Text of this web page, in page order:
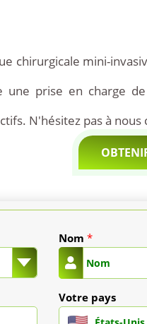
chirurgicale mini-
une prise en charge
N'hésitez pas à
Nom *
Votre pays